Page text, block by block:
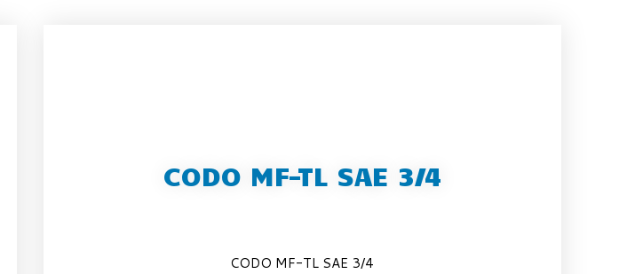
CODO MF-TL SAE 3/4
CODO MF-TL SAE 3/4